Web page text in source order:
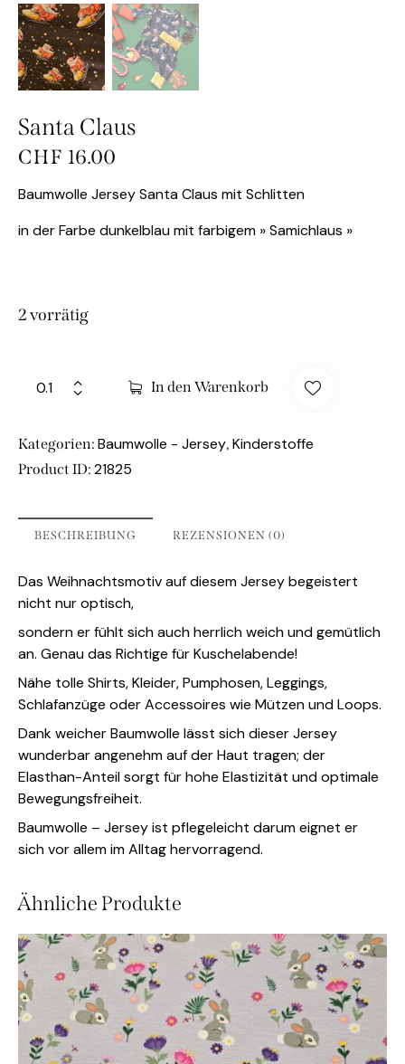
Santa Claus
CHF 16.00
Baumwolle Jersey Santa Claus mit Schlitten
in der Farbe dunkelblau mit farbigem » Samichlaus »
2 vorrätig
In den Warenkorb
Kategorien: Baumwolle - Jersey, Kinderstoffe
Product ID: 21825
BESCHREIBUNG REZENSIONEN (0)
Das Weihnachtsmotiv auf diesem Jersey begeistert
nicht nur optisch,
sondern er fühlt sich auch herrlich weich und gemütlich
an. Genau das Richtige für Kuschelabende!
Nähe tolle Shirts, Kleider, Pumphosen, Leggings,
Schlafanzüge oder Accessoires wie Mützen und Loops.
Dank weicher Baumwolle lässt sich dieser Jersey
wunderbar angenehm auf der Haut tragen; der
Elasthan-Anteil sorgt für hohe Elastizität und optimale
Bewegungsfreiheit.
Baumwolle – Jersey ist pflegeleicht darum eignet er
sich vor allem im Alltag hervorragend.
Ähnliche Produkte